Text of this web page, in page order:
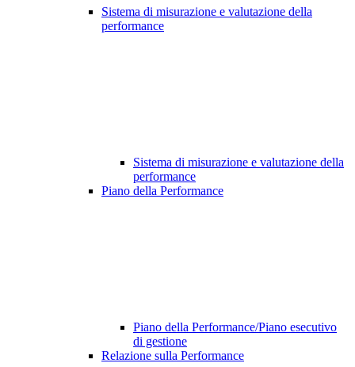
Sistema di misurazione e valutazione della
performance
Sistema di misurazione e valutazione della
performance
Piano della Performance
Piano della Performance/Piano esecutivo
di gestione
Relazione sulla Performance